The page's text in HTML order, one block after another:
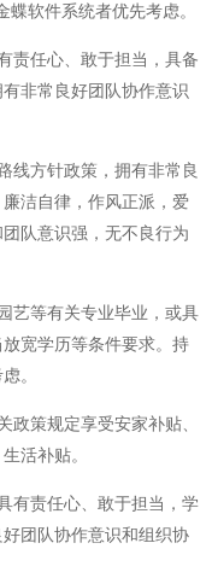
软件系统者优先考虑。
任心、敢于担当，具备
非常良好团队协作意识
方针政策，拥有非常良
洁自律，作风正派，爱
队意识强，无不良行为
等有关专业毕业，或具
宽学历等条件要求。持
。
策规定享受安家补贴、
活补贴。
责任心、敢于担当，学
团队协作意识和组织协